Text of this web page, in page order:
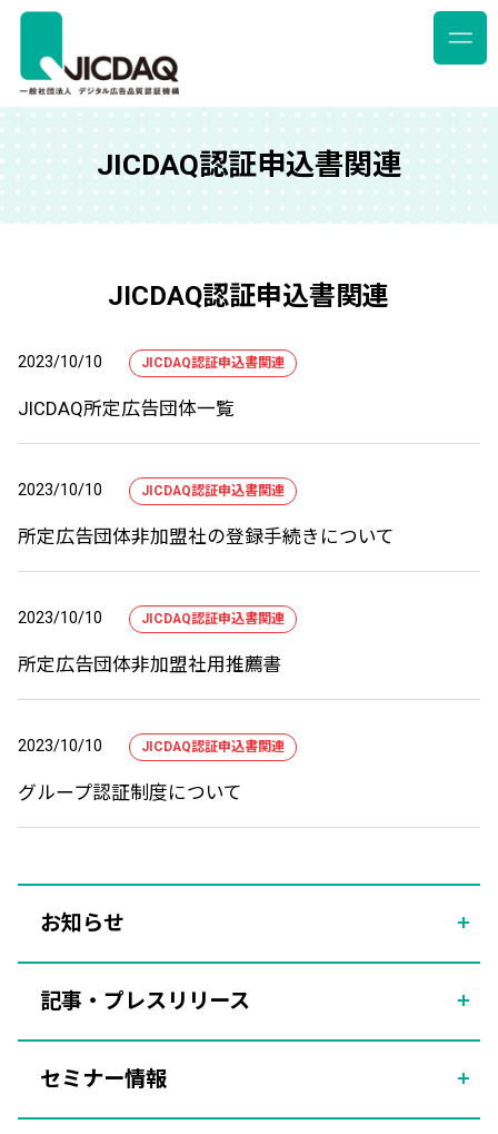
JICDAQ認証申込書関連
JICDAQ認証申込書関連
2023/10/10 JICDAQ認証申込書関連
JICDAQ所定広告団体一覧
2023/10/10 JICDAQ認証申込書関連
所定広告団体非加盟社の登録手続きについて
2023/10/10 JICDAQ認証申込書関連
所定広告団体非加盟社用推薦書
2023/10/10 JICDAQ認証申込書関連
グループ認証制度について
お知らせ
記事・プレスリリース
セミナー情報